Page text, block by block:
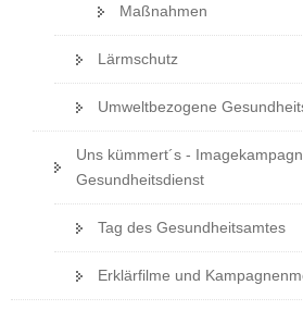
Maßnahmen
Lärmschutz
Umweltbezogene
Uns kümmert´s -
Gesundheitsdienst
Tag des Gesundheitsamtes
Erklärfilme und